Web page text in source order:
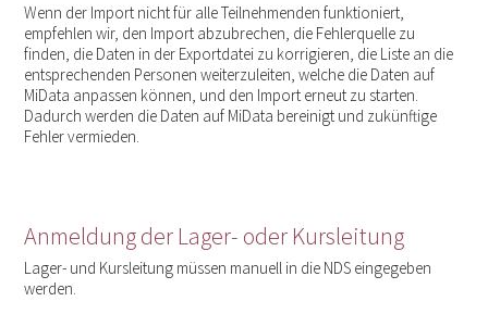
Wenn der Import nicht für alle Teilnehmenden funktioniert,
empfehlen wir, den Import abzubrechen, die Fehlerquelle zu
finden, die Daten in der Exportdatei zu korrigieren, die Liste an die
entsprechenden Personen weiterzuleiten, welche die Daten auf
MiData anpassen können, und den Import erneut zu starten.
Dadurch werden die Daten auf MiData bereinigt und zukünftige
Fehler vermieden.
Anmeldung der Lager- oder Kursleitung
Lager- und Kursleitung müssen manuell in die NDS eingegeben
werden.